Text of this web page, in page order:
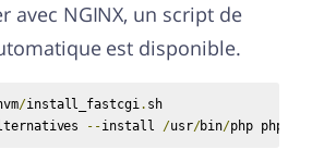
avec NGINX, un script de
est disponible.
/install_fastcgi.
sh
--install /usr/bin/php php